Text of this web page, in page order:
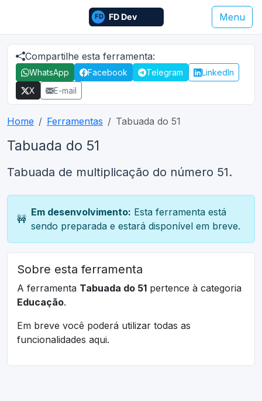
Menu
Compartilhe esta ferramenta:
WhatsApp Facebook Telegram
LinkedIn
X
E-mail
Home Ferramentas Tabuada do 51
Tabuada do 51
Tabuada de multiplicação do número 51.
🚧
Em desenvolvimento: Esta ferramenta está
sendo preparada e estará disponível em breve.
Sobre esta ferramenta
A ferramenta Tabuada do 51 pertence à categoria
Educação.
Em breve você poderá utilizar todas as
funcionalidades aqui.